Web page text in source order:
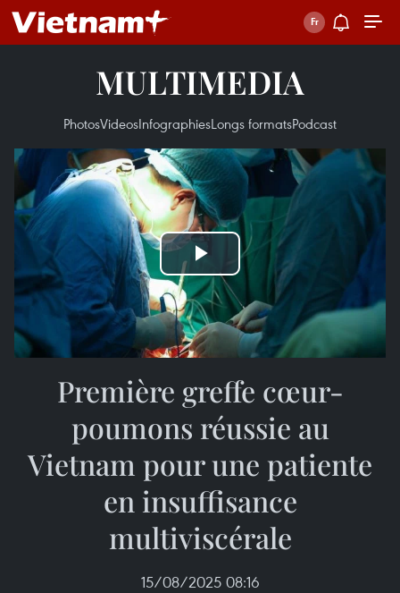
MULTIMEDIA
PhotosVideosInfographiesLongs formatsPodcast
Play
Video
Première greffe cœur-
poumons réussie au
Vietnam pour une patiente
en insuffisance
multiviscérale
15/08/2025 08:16